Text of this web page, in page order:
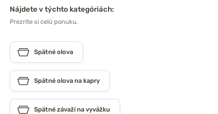
Nájdete v týchto kategóriách:
Prezrite si celú ponuku.
Spätné olova
Spätné olova na kapry
Spätné závaží na vyvážku